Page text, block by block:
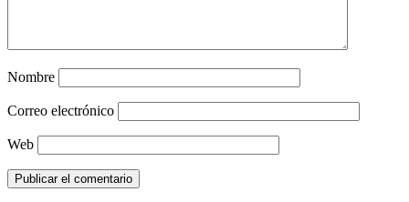
Nombre
Correo electrónico
Web